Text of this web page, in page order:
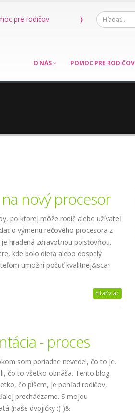
dieťa s poruchou sluchu ❭
O NÁS POMOC PRE RODIČOV
nový procesor
po ktorej môže rodič alebo užívateľ
o výmenu rečového procesora z
hradená zdravotnou poisťovňou.
kde bolo dieťa alebo dospelý
umožní počuť kvalitnej&scar
čítať viac
- proces
som poriadne nevedel, čo to je.
čo to všetko obnáša. Tento blog
čo píšem, je pohľad rodičov,
prechádzame. S mojou
(naše dvojičky :) )&